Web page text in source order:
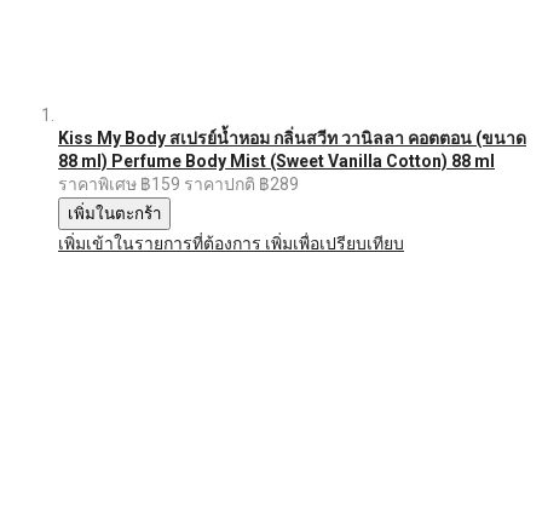
Kiss My Body สเปรย์น้ำหอม กลิ่นสวีท วานิลลา คอตตอน (ขนาด
88 ml) Perfume Body Mist (Sweet Vanilla Cotton) 88 ml
ราคาพิเศษ ฿159 ราคาปกติ ฿289
เพิ่มในตะกร้า
เพิ่มเข้าในรายการที่ต้องการ เพิ่มเพื่อเปรียบเทียบ